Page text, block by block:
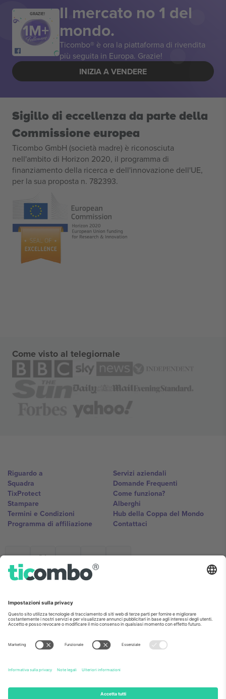
GRAZIE! Il mercato no 1 del
mondo.
Ticombo® è ora la piattaforma di rivendita
più seguita in Europa. Grazie!
INIZIA A VENDERE
Sigillo di eccellenza da parte della
Commissione europea
Ticombo GmbH (società madre) è riconosciuta
nell'ambito di Horizon 2020, il programma di
finanziamento della ricerca e dell'innovazione dell'UE,
per la sua proposta n. 782393.
Come visto al telegiornale
Riguardo a
Squadra
TixProtect
Stampare
Termini e Condizioni
Programma di affiliazione
Servizi aziendali
Domande Frequenti
Come funziona?
Alberghi
Hub della Coppa del Mondo
Contattaci
Ticombo Italia
Mimi Balkanska 132, 1540, Sofia,
base alla località, all'evento e/o al dominio. Per i dettagli controlla la
pagina specifica dell'evento, l'impronta e i termini.,